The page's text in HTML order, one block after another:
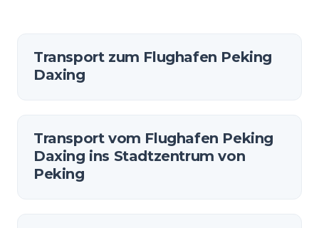
Transport zum Flughafen Peking
Daxing
Transport vom Flughafen Peking
Daxing ins Stadtzentrum von
Peking